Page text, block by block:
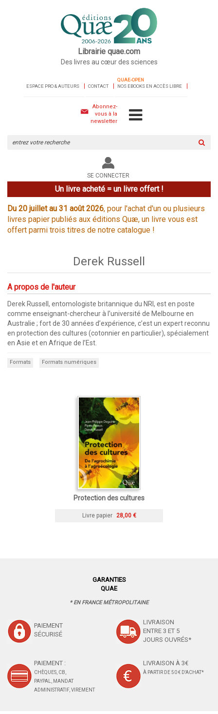
Librairie quae.com
Des livres au cœur des sciences
ESPACE PRO & AUTEURS CONTACT
QUAE-OPEN
NOS EBOOKS EN ACCÈS LIBRE
Abonnez-
vous à la
newsletter
le
site
SE CONNECTER
Un livre acheté = un livre offert !
Du 20 juillet au 31 août 2026, pour l'achat d'un ou plusieurs
livres papier publiés aux éditions Quæ, un livre vous est
offert parmi trois titres de notre catalogue !
Derek Russell
A propos de l'auteur
Derek Russell, entomologiste britannique du NRI, est en poste
comme enseignant-chercheur à l’université de Melbourne en
Australie ; fort de 30 années d’expérience, c’est un expert reconnu
en protection des cultures (cotonnier en particulier), spécialement
en Asie et en Afrique de l’Est.
Formats Formats numériques
Protection des cultures
Livre papier 28,00 €
GARANTIES
QUAE
* EN FRANCE MÉTROPOLITAINE
PAIEMENT
SÉCURISÉ
LIVRAISON
ENTRE 3 ET 5
JOURS OUVRÉS*
PAIEMENT :
CHÈQUES, CB,
PAYPAL, MANDAT
ADMINISTRATIF, VIREMENT
LIVRAISON À 3€
À PARTIR DE 50 € D'ACHAT*